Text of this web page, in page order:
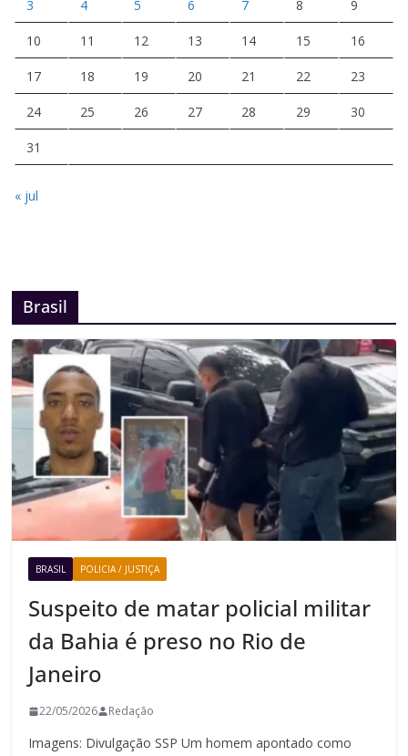
3 4 5 6 7 8 9
10 11 12 13 14 15 16
17 18 19 20 21 22 23
24 25 26 27 28 29 30
31
« jul
Brasil
BRASIL POLICIA / JUSTIÇA
Suspeito de matar policial militar
da Bahia é preso no Rio de
Janeiro
22/05/2026 Redação
Imagens: Divulgação SSP Um homem apontado como